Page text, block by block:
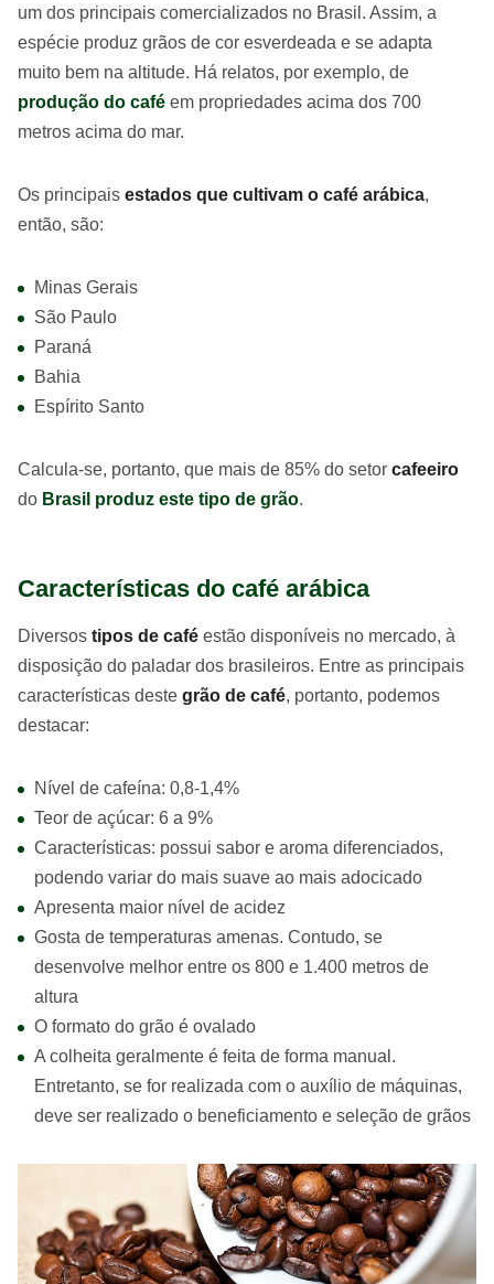
um dos principais comercializados no Brasil. Assim, a
espécie produz grãos de cor esverdeada e se adapta
muito bem na altitude. Há relatos, por exemplo, de
produção do café em propriedades acima dos 700
metros acima do mar.
Os principais estados que cultivam o café arábica,
então, são:
Minas Gerais
São Paulo
Paraná
Bahia
Espírito Santo
Calcula-se, portanto, que mais de 85% do setor cafeeiro
do Brasil produz este tipo de grão.
Características do café arábica
Diversos tipos de café estão disponíveis no mercado, à
disposição do paladar dos brasileiros. Entre as principais
características deste grão de café, portanto, podemos
destacar:
Nível de cafeína: 0,8-1,4%
Teor de açúcar: 6 a 9%
Características: possui sabor e aroma diferenciados,
podendo variar do mais suave ao mais adocicado
Apresenta maior nível de acidez
Gosta de temperaturas amenas. Contudo, se
desenvolve melhor entre os 800 e 1.400 metros de
altura
O formato do grão é ovalado
A colheita geralmente é feita de forma manual.
Entretanto, se for realizada com o auxílio de máquinas,
deve ser realizado o beneficiamento e seleção de grãos